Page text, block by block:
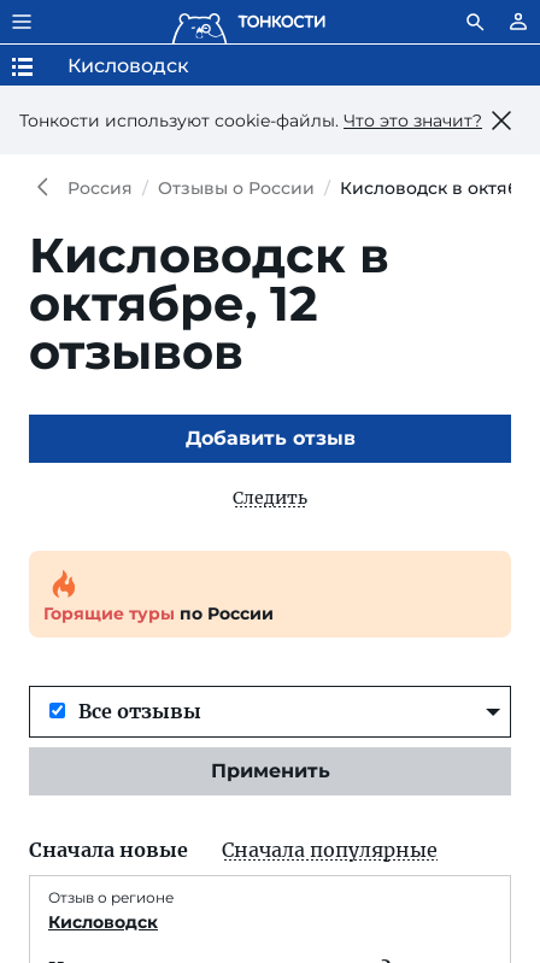
Тонкости используют сookie-файлы. Что это значит?
Кисловодск
Россия Отзывы о России Кисловодск в октябре
Кисловодск в
октябре, 12
отзывов
Добавить отзыв
Следить
Горящие туры по России
Все отзывы
Применить
Сначала новые Сначала популярные
Отзыв о регионе
Кисловодск